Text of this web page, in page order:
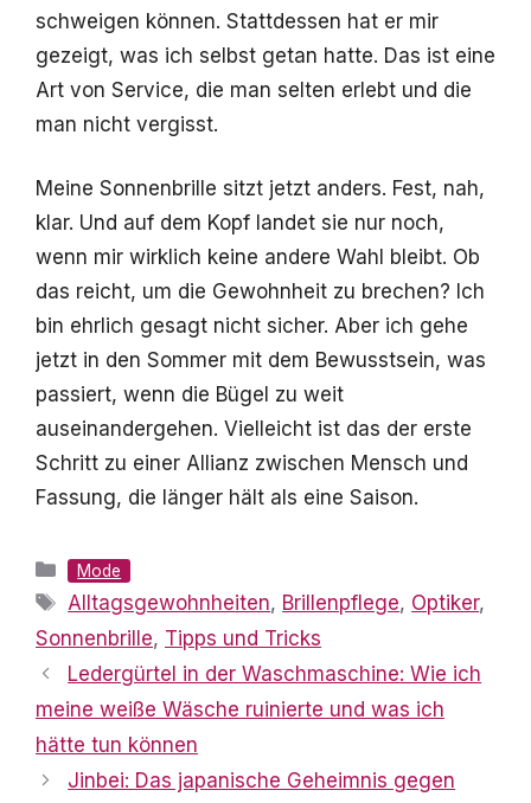
schweigen können. Stattdessen hat er mir
gezeigt, was ich selbst getan hatte. Das ist eine
Art von Service, die man selten erlebt und die
man nicht vergisst.
Meine Sonnenbrille sitzt jetzt anders. Fest, nah,
klar. Und auf dem Kopf landet sie nur noch,
wenn mir wirklich keine andere Wahl bleibt. Ob
das reicht, um die Gewohnheit zu brechen? Ich
bin ehrlich gesagt nicht sicher. Aber ich gehe
jetzt in den Sommer mit dem Bewusstsein, was
passiert, wenn die Bügel zu weit
auseinandergehen. Vielleicht ist das der erste
Schritt zu einer Allianz zwischen Mensch und
Fassung, die länger hält als eine Saison.
Kategorien
Mode
Schlagwörter
Alltagsgewohnheiten, Brillenpflege, Optiker,
Sonnenbrille, Tipps und Tricks
Ledergürtel in der Waschmaschine: Wie ich
meine weiße Wäsche ruinierte und was ich
hätte tun können
Jinbei: Das japanische Geheimnis gegen